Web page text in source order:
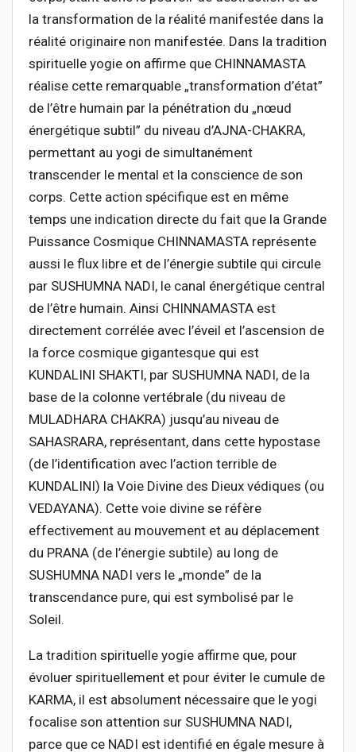
la transformation de la réalité manifestée dans la
réalité originaire non manifestée. Dans la tradition
spirituelle yogie on affirme que CHINNAMASTA
réalise cette remarquable „transformation d’état”
de l’être humain par la pénétration du „nœud
énergétique subtil” du niveau d’AJNA-CHAKRA,
permettant au yogi de simultanément
transcender le mental et la conscience de son
corps. Cette action spécifique est en même
temps une indication directe du fait que la Grande
Puissance Cosmique CHINNAMASTA représente
aussi le flux libre et de l’énergie subtile qui circule
par SUSHUMNA NADI, le canal énergétique central
de l’être humain. Ainsi CHINNAMASTA est
directement corrélée avec l’éveil et l’ascension de
la force cosmique gigantesque qui est
KUNDALINI SHAKTI, par SUSHUMNA NADI, de la
base de la colonne vertébrale (du niveau de
MULADHARA CHAKRA) jusqu’au niveau de
SAHASRARA, représentant, dans cette hypostase
(de l’identification avec l’action terrible de
KUNDALINI) la Voie Divine des Dieux védiques (ou
VEDAYANA). Cette voie divine se réfère
effectivement au mouvement et au déplacement
du PRANA (de l’énergie subtile) au long de
SUSHUMNA NADI vers le „monde” de la
transcendance pure, qui est symbolisé par le
Soleil.
La tradition spirituelle yogie affirme que, pour
évoluer spirituellement et pour éviter le cumule de
KARMA, il est absolument nécessaire que le yogi
focalise son attention sur SUSHUMNA NADI,
parce que ce NADI est identifié en égale mesure à